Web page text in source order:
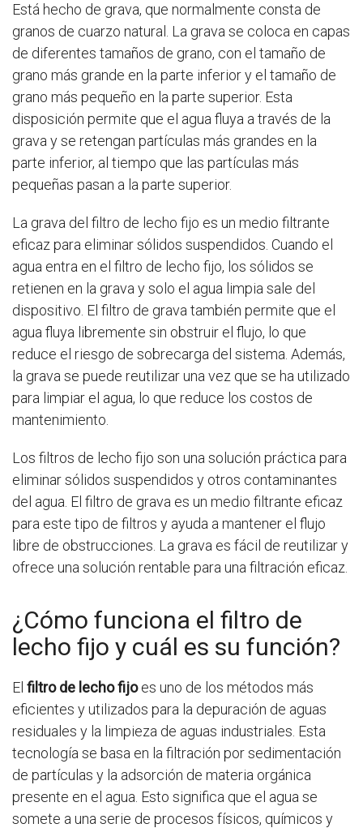
Está hecho de grava, que normalmente consta de
granos de cuarzo natural. La grava se coloca en capas
de diferentes tamaños de grano, con el tamaño de
grano más grande en la parte inferior y el tamaño de
grano más pequeño en la parte superior. Esta
disposición permite que el agua fluya a través de la
grava y se retengan partículas más grandes en la
parte inferior, al tiempo que las partículas más
pequeñas pasan a la parte superior.
La grava del filtro de lecho fijo es un medio filtrante
eficaz para eliminar sólidos suspendidos. Cuando el
agua entra en el filtro de lecho fijo, los sólidos se
retienen en la grava y solo el agua limpia sale del
dispositivo. El filtro de grava también permite que el
agua fluya libremente sin obstruir el flujo, lo que
reduce el riesgo de sobrecarga del sistema. Además,
la grava se puede reutilizar una vez que se ha utilizado
para limpiar el agua, lo que reduce los costos de
mantenimiento.
Los filtros de lecho fijo son una solución práctica para
eliminar sólidos suspendidos y otros contaminantes
del agua. El filtro de grava es un medio filtrante eficaz
para este tipo de filtros y ayuda a mantener el flujo
libre de obstrucciones. La grava es fácil de reutilizar y
ofrece una solución rentable para una filtración eficaz.
¿Cómo funciona el filtro de
lecho fijo y cuál es su función?
El filtro de lecho fijoes uno de los métodos más
eficientes y utilizados para la depuración de aguas
residuales y la limpieza de aguas industriales. Esta
tecnología se basa en la filtración por sedimentación
de partículas y la adsorción de materia orgánica
presente en el agua. Esto significa que el agua se
somete a una serie de procesos físicos, químicos y